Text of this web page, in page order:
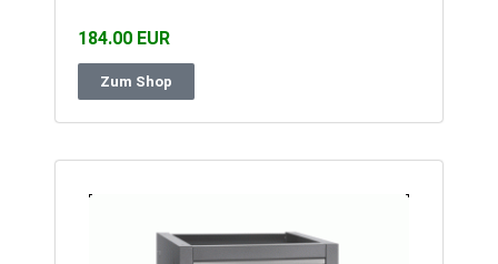
184.00 EUR
Zum Shop